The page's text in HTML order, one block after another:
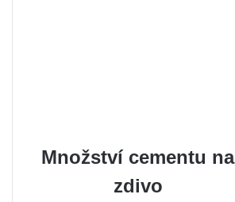
Množství cementu na
zdivo